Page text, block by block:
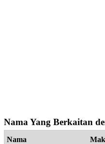
Nama Yang Berkaitan
Nama